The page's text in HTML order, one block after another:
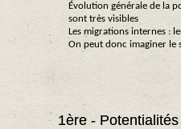
Évolution générale de la
sont très visibles
Les migrations internes :
On peut donc imaginer le
1ère -